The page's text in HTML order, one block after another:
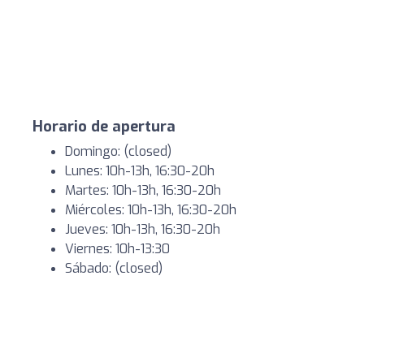
Horario de apertura
Domingo: (closed)
Lunes: 10h-13h, 16:30-20h
Martes: 10h-13h, 16:30-20h
Miércoles: 10h-13h, 16:30-20h
Jueves: 10h-13h, 16:30-20h
Viernes: 10h-13:30
Sábado: (closed)